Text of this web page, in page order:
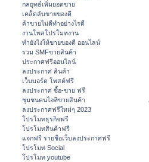
กลยุทธ์เพิ่มยอดขาย
เคล็ดลับขายของดี
ค้าขายไม่ดีทำอย่างไรดี
งานโพสโปรโมทงาน
ทํายังไงให้ขายของดี ออนไลน์
รวม SMFขายสินค้า
ประกาศฟรีออนไลน์
ลงประกาศ สินค้า
เว็บบอร์ด โพสต์ฟรี
ลงประกาศ ซื้อ-ขาย ฟรี
ชุมชนคนไอทีขายสินค้า
ลงประกาศฟรีใหม่ๆ 2023
โปรโมทธุรกิจฟรี
โปรโมทสินค้าฟรี
แจกฟรี รายชื่อเว็บลงประกาศฟรี
โปรโมท Social
โปรโมท youtube